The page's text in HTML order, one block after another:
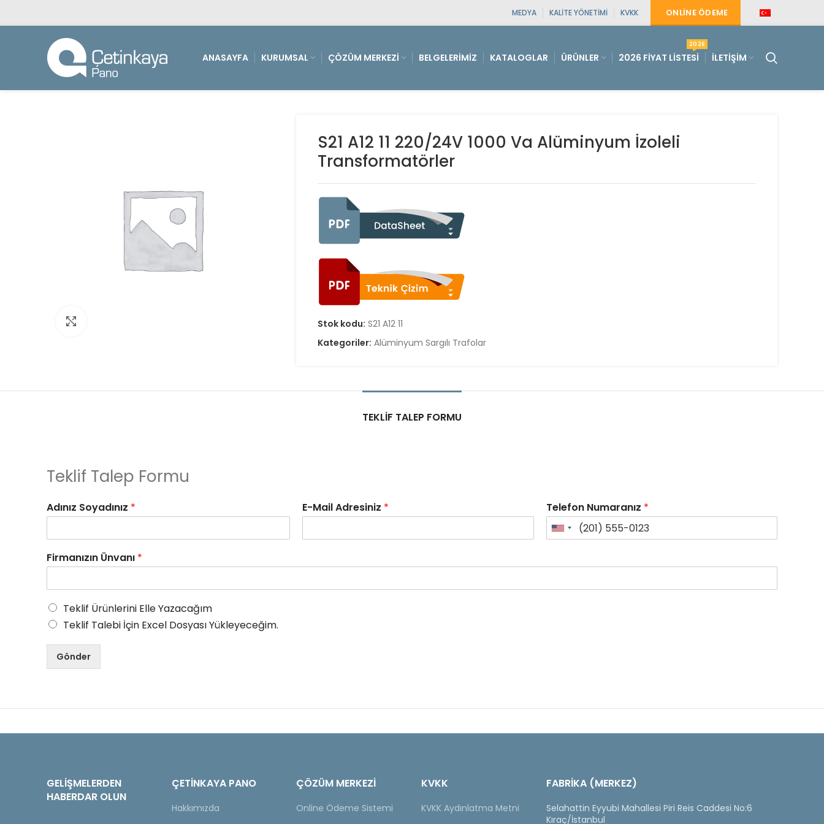
MEDYA KALITE YÖNETIMI KVKK ONLINE ÖDEME
ANASAYFA KURUMSAL ÇÖZÜM MERKEZI BELGELERIMIZ KATALOGLAR ÜRÜNLER 2026 FIYAT LISTESI
2026
İLETIŞIM
S21 A12 11 220/24V 1000 Va Alüminyum İzoleli
Transformatörler
Stok kodu: S21 A12 11
Kategoriler: Alüminyum Sargılı Trafolar
TEKLIF TALEP FORMU
Teklif Talep Formu
Adınız Soyadınız * E-Mail Adresiniz * Telefon Numaranız *
Firmanızın Ünvanı *
Teklif Ürünlerini Elle Yazacağım
Teklif Talebi İçin Excel Dosyası Yükleyeceğim.
Gönder
GELIŞMELERDEN
HABERDAR OLUN
ÇETINKAYA PANO
Hakkımızda
ÇÖZÜM MERKEZİ
Online Ödeme Sistemi
KVKK
KVKK Aydınlatma Metni
FABRİKA (MERKEZ)
Selahattin Eyyubi Mahallesi Piri Reis Caddesi No:6
Kıraç/İstanbul